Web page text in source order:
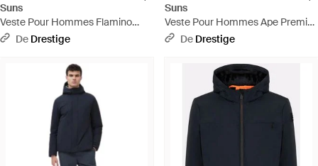
Suns
Veste Pour Hommes Flamino
Micro Noir - Noir
De Drestige
Suns
Veste Pour Hommes Ape Premier
Noir - Noir
De Drestige